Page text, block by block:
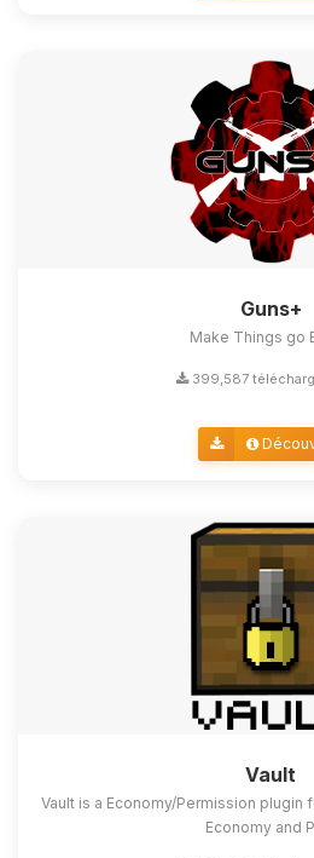
Guns+
Make Things go
399,587
Vault
Vault is a Economy/Permission plugin
Economy and